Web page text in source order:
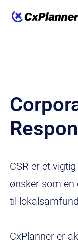
CSR er et
ønsker som en
til
CxPlanner er